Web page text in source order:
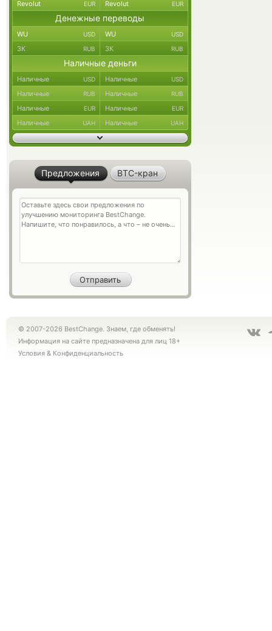
Revolut EUR Revolut EUR
Денежные переводы
WU USD WU USD
ЗК RUB ЗК RUB
Наличные деньги
Наличные USD Наличные USD
Наличные RUB Наличные RUB
Наличные EUR Наличные EUR
Наличные UAH Наличные UAH
Предложения BTC-кран
© 2007-2026 BestChange. Знаем, где обменять!
Информация на сайте предназначена для лиц 18+
Условия & Конфиденциальность